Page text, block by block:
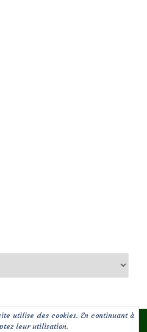
utilise des cookies. En continuant à
leur utilisation.